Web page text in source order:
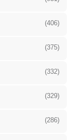
(406)
(375)
(332)
(329)
(286)